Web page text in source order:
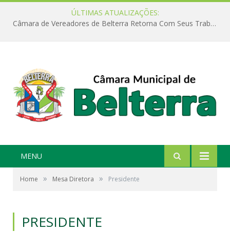
ÚLTIMAS ATUALIZAÇÕES:
Câmara de Vereadores de Belterra Retorna Com Seus Trabalhos Legislativos
MENU
Home » Mesa Diretora » Presidente
PRESIDENTE